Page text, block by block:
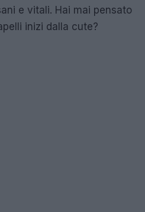
e vitali. Hai mai pensato
inizi dalla cute?